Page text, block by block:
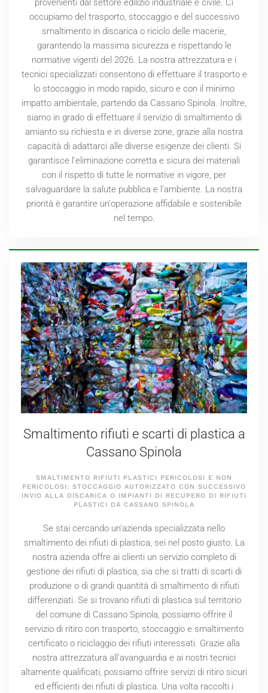
provenienti dal settore edilizio industriale e civile. Ci
occupiamo del trasporto, stoccaggio e del successivo
smaltimento in discarica o riciclo delle macerie,
garantendo la massima sicurezza e rispettando le
normative vigenti del 2026. La nostra attrezzatura e i
tecnici specializzati consentono di effettuare il trasporto e
lo stoccaggio in modo rapido, sicuro e con il minimo
impatto ambientale, partendo da Cassano Spinola. Inoltre,
siamo in grado di effettuare il servizio di smaltimento di
amianto su richiesta e in diverse zone, grazie alla nostra
capacità di adattarci alle diverse esigenze dei clienti. Si
garantisce l'eliminazione corretta e sicura dei materiali
con il rispetto di tutte le normative in vigore, per
salvaguardare la salute pubblica e l'ambiente. La nostra
priorità è garantire un'operazione affidabile e sostenibile
nel tempo.
Smaltimento rifiuti e scarti di plastica a
Cassano Spinola
SMALTIMENTO RIFIUTI PLASTICI PERICOLOSI E NON
PERICOLOSI: STOCCAGGIO AUTORIZZATO CON SUCCESSIVO
INVIO ALLA DISCARICA O IMPIANTI DI RECUPERO DI RIFIUTI
PLASTICI DA CASSANO SPINOLA
Se stai cercando un'azienda specializzata nello
smaltimento dei rifiuti di plastica, sei nel posto giusto. La
nostra azienda offre ai clienti un servizio completo di
gestione dei rifiuti di plastica, sia che si tratti di scarti di
produzione o di grandi quantità di smaltimento di rifiuti
differenziati. Se si trovano rifiuti di plastica sul territorio
del comune di Cassano Spinola, possiamo offrire il
servizio di ritiro con trasporto, stoccaggio e smaltimento
certificato o riciclaggio dei rifiuti interessati. Grazie alla
nostra attrezzatura all'avanguardia e ai nostri tecnici
altamente qualificati, possiamo offrire servizi di ritiro sicuri
ed efficienti dei rifiuti di plastica. Una volta raccolti i